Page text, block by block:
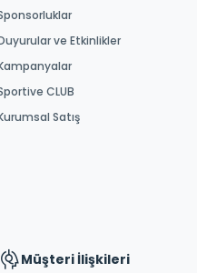
ve Etkinlikler
CLUB
Satış
Müşteri İlişkileri